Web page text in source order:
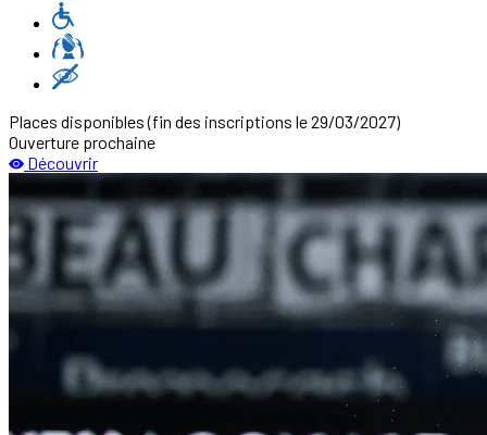
Places disponibles(fin des inscriptions le 29/03/2027)
Ouverture prochaine
Découvrir